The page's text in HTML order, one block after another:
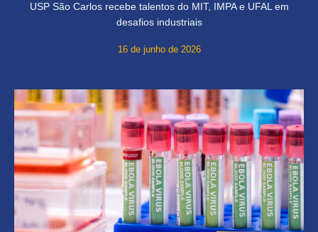
USP São Carlos recebe talentos do MIT, IMPA e UFAL em
desafios industriais
16 de junho de 2026